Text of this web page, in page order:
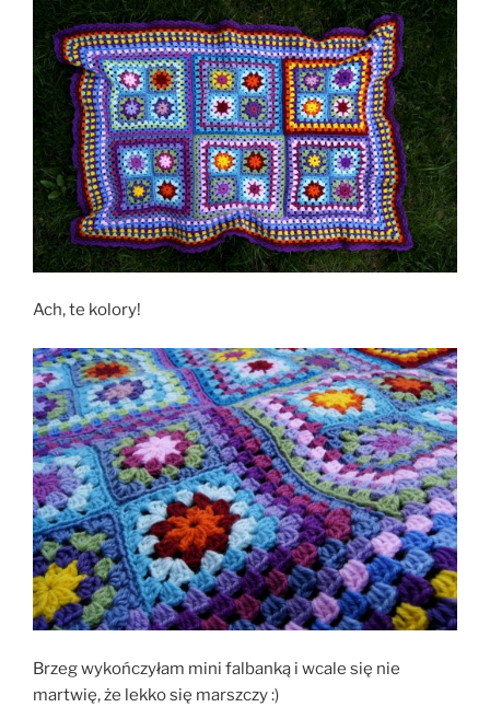
Ach, te kolory!
Brzeg wykończyłam mini falbanką i wcale się nie
martwię, że lekko się marszczy :)